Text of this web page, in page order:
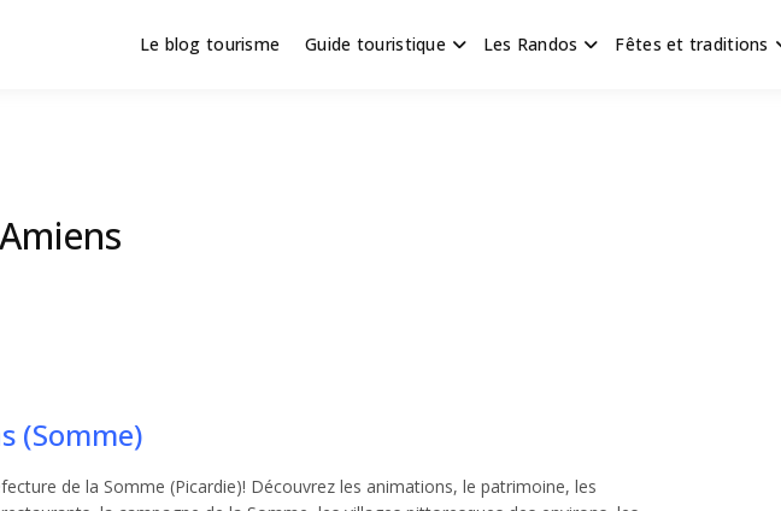
en Hauts de France
Le blog tourisme Guide touristique Les Randos Fêtes et traditions
(Somme)
de la Somme (Picardie)! Découvrez les animations, le patrimoine, les